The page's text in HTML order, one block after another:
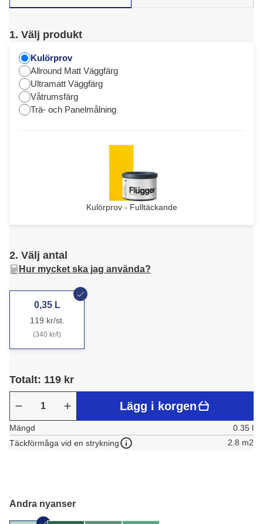
1. Välj produkt
Kulörprov
Allround Matt Väggfärg
Ultramatt Väggfärg
Våtrumsfärg
Trä- och Panelmålning
Kulörprov - Fulltäckande
2. Välj antal
Hur mycket ska jag använda?
0,35 L
119 kr/st.
(340 kr/l)
Totalt: 119 kr
Lägg i korgen
Mängd
0.35 l
Täckförmåga vid en strykning
2.8 m2
Andra nyanser